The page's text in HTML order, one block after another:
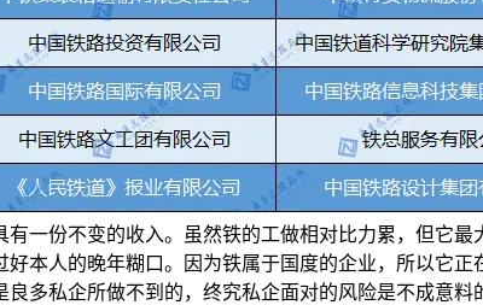
一份不变的收入。虽然铁的工做相对比力累，但它
本人的晚年糊口。因为铁属于国度的企业，所以它
多私企所做不到的，终究私企面对的风险是不成意